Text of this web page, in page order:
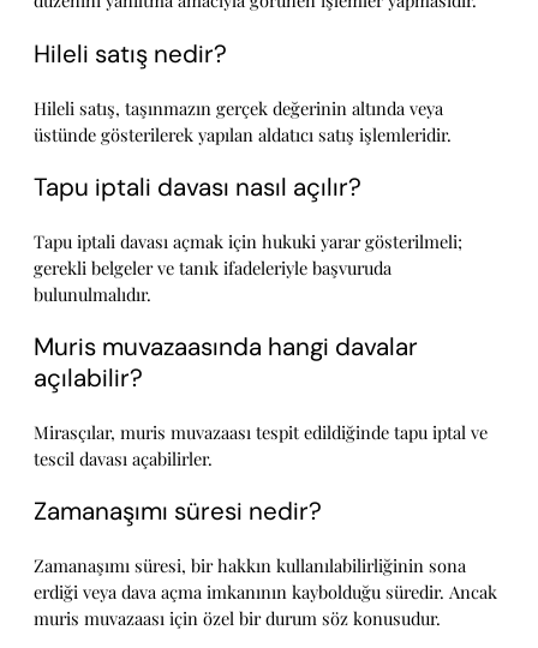
Hileli satış nedir?
Hileli satış, taşınmazın gerçek değerinin altında veya
üstünde gösterilerek yapılan aldatıcı satış işlemleridir.
Tapu iptali davası nasıl açılır?
Tapu iptali davası açmak için hukuki yarar gösterilmeli;
gerekli belgeler ve tanık ifadeleriyle başvuruda
bulunulmalıdır.
Muris muvazaasında hangi davalar
açılabilir?
Mirasçılar, muris muvazaası tespit edildiğinde tapu iptal ve
tescil davası açabilirler.
Zamanaşımı süresi nedir?
Zamanaşımı süresi, bir hakkın kullanılabilirliğinin sona
erdiği veya dava açma imkanının kaybolduğu süredir. Ancak
muris muvazaası için özel bir durum söz konusudur.